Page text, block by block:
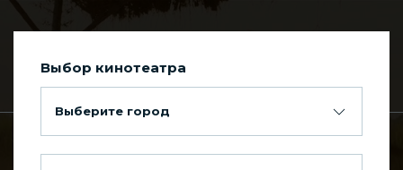
Выбор кинотеатра
Выберите город